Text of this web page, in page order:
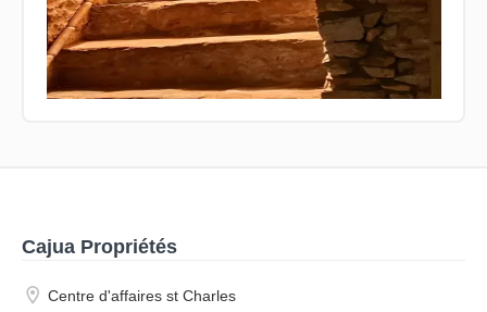
Cajua Propriétés
Centre d'affaires st Charles